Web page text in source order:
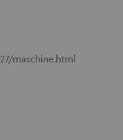
maschine.html